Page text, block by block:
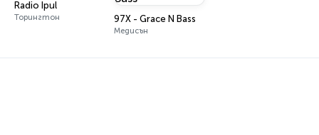
Radio Ipul
Торингтон 97X - Grace N Bass
Медисън